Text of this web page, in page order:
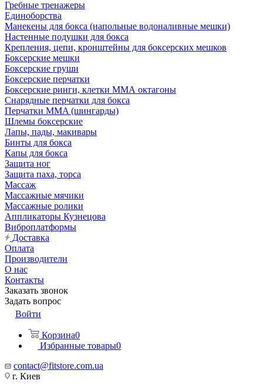
Гребные тренажеры
Единоборства
Манекены для бокса (напольные водоналивные мешки)
Настенные подушки для бокса
Крепления, цепи, кронштейны для боксерских мешков
Боксерские мешки
Боксерские груши
Боксерские перчатки
Боксерские ринги, клетки ММА октагоны
Снарядные перчатки для бокса
Перчатки MMA (шингарды)
Шлемы боксерские
Лапы, пады, макивары
Бинты для бокса
Капы для бокса
Защита ног
Защита паха, торса
Массаж
Массажные мячики
Массажные ролики
Аппликаторы Кузнецова
Виброплатформы
Доставка
Оплата
Производители
О нас
Контакты
Заказать звонок
Задать вопрос
Войти
Корзина0
Избранные товары0
contact@fitstore.com.ua
г. Киев